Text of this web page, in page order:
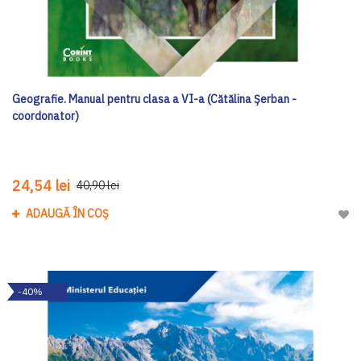
Geografie. Manual pentru clasa a VI-a (Cătălina Șerban -
coordonator)
24,54 lei 40,90 lei
ADAUGĂ ÎN COȘ
-40%